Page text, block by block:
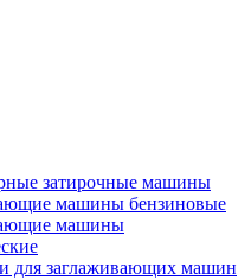
затирочные машины
машины бензиновые
машины
для заглаживающих машин